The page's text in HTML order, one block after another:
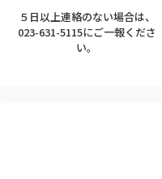
５日以上連絡のない場合は、
023-631-5115にご一報くださ
い。